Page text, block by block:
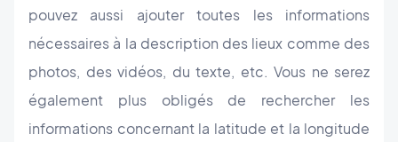
pouvez aussi ajouter toutes les informations
nécessaires à la description des lieux comme des
photos, des vidéos, du texte, etc. Vous ne serez
également plus obligés de rechercher les
informations concernant la latitude et la longitude